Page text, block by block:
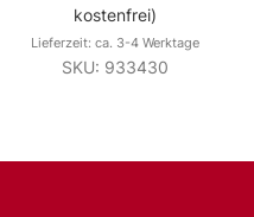
kostenfrei)
Lieferzeit: ca. 3-4 Werktage
SKU: 933430